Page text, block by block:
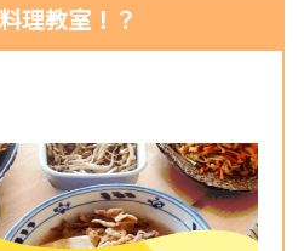
理教室！？